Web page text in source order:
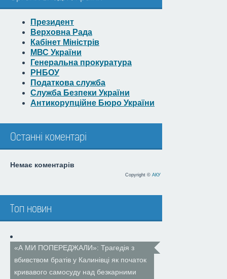
Президент
Верховна Рада
Кабінет Міністрів
МВС України
Генеральна прокуратура
РНБОУ
Податкова служба
Служба Безпеки України
Антикорупційне Бюро України
Останні коментарі
Немає коментарів
Copyright © АКУ
Топ новин
«А МИ ПОПЕРЕДЖАЛИ»: Трагедія з
вбивством братів у Калинівці як початок
кривавого самосуду над безкарними